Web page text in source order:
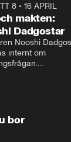
8• 16 APRIL
makten:
Dadgostar
Nooshi
internt om
upp i val. Ska vi
så sitter vi
bor